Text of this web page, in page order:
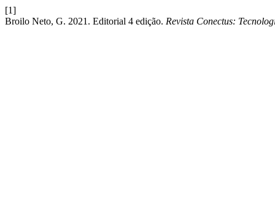
[1]
Broilo Neto, G. 2021. Editorial 4 edição. Revista Conectus: